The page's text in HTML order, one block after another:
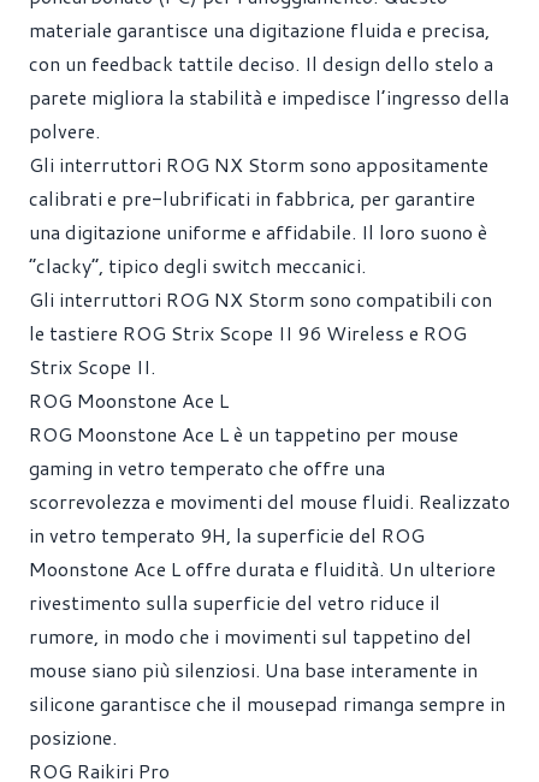
materiale garantisce una digitazione fluida e precisa,
con un feedback tattile deciso. Il design dello stelo a
parete migliora la stabilità e impedisce l’ingresso della
polvere.
Gli interruttori ROG NX Storm sono appositamente
calibrati e pre-lubrificati in fabbrica, per garantire
una digitazione uniforme e affidabile. Il loro suono è
“clacky”, tipico degli switch meccanici.
Gli interruttori ROG NX Storm sono compatibili con
le tastiere ROG Strix Scope II 96 Wireless e ROG
Strix Scope II.
ROG Moonstone Ace L
ROG Moonstone Ace L è un tappetino per mouse
gaming in vetro temperato che offre una
scorrevolezza e movimenti del mouse fluidi. Realizzato
in vetro temperato 9H, la superficie del ROG
Moonstone Ace L offre durata e fluidità. Un ulteriore
rivestimento sulla superficie del vetro riduce il
rumore, in modo che i movimenti sul tappetino del
mouse siano più silenziosi. Una base interamente in
silicone garantisce che il mousepad rimanga sempre in
posizione.
ROG Raikiri Pro